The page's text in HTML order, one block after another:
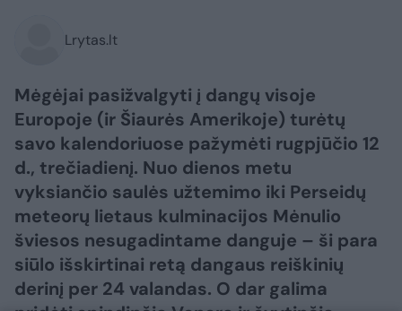
Lrytas.lt
Mėgėjai pasižvalgyti į dangų visoje
Europoje (ir Šiaurės Amerikoje) turėtų
savo kalendoriuose pažymėti rugpjūčio 12
d., trečiadienį. Nuo dienos metu
vyksiančio saulės užtemimo iki Perseidų
meteorų lietaus kulminacijos Mėnulio
šviesos nesugadintame danguje – ši para
siūlo išskirtinai retą dangaus reiškinių
derinį per 24 valandas. O dar galima